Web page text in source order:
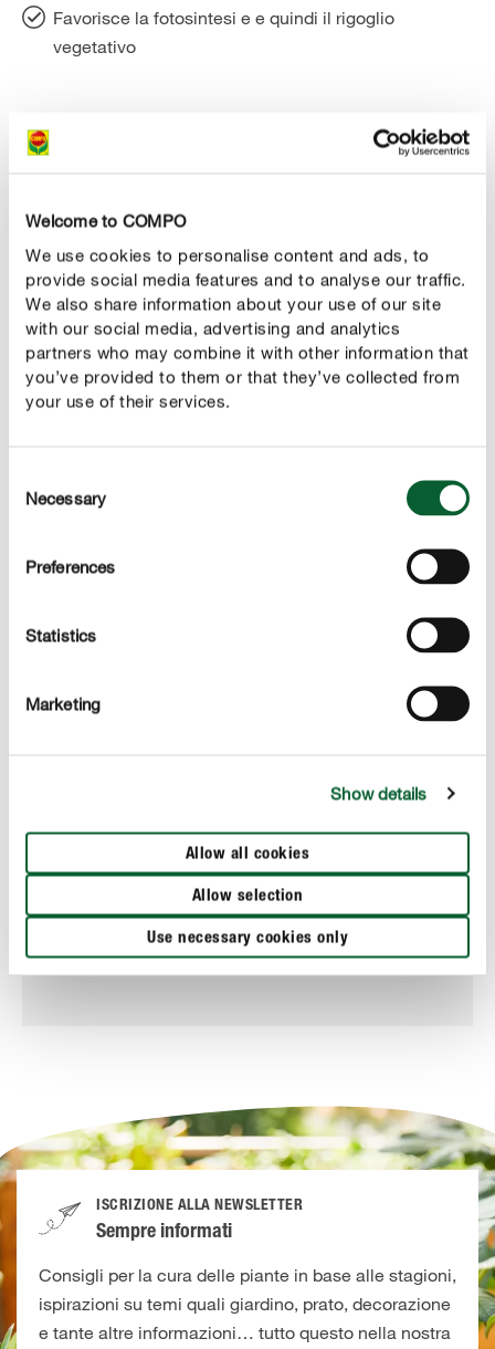
Welcome to COMPO
We use cookies to personalise content and ads, to
provide social media features and to analyse our traffic.
We also share information about your use of our site
with our social media, advertising and analytics
partners who may combine it with other information that
you’ve provided to them or that they’ve collected from
your use of their services.
Selection
Necessary
Preferences
Statistics
Marketing
Show details
Allow all cookies
Allow selection
Use necessary cookies only
Favorisce la fotosintesi e e quindi il rigoglio
vegetativo
UTILIZZO
CHIEDICI DEL PRODOTTO
Terricci, Substrati, Pacciamanti
COMPO SANA® Terriccio per Piante Verdi
ISCRIZIONE ALLA NEWSLETTER
Sempre informati
Consigli per la cura delle piante in base alle stagioni,
ispirazioni su temi quali giardino, prato, decorazione
e tante altre informazioni… tutto questo nella nostra